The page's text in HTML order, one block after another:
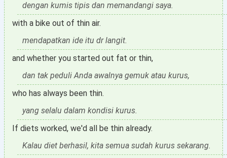
dengan kumis tipis dan memandangi saya.
with a bike out of thin air.
mendapatkan ide itu dr langit.
and whether you started out fat or thin,
dan tak peduli Anda awalnya gemuk atau kurus,
who has always been thin.
yang selalu dalam kondisi kurus.
If diets worked, we'd all be thin already.
Kalau diet berhasil, kita semua sudah kurus sekarang.